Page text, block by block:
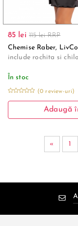
85 lei 115 lei RRP
Chemise Raber,
include rochita si
În stoc
(0 review-uri)
Adaugă
« 1